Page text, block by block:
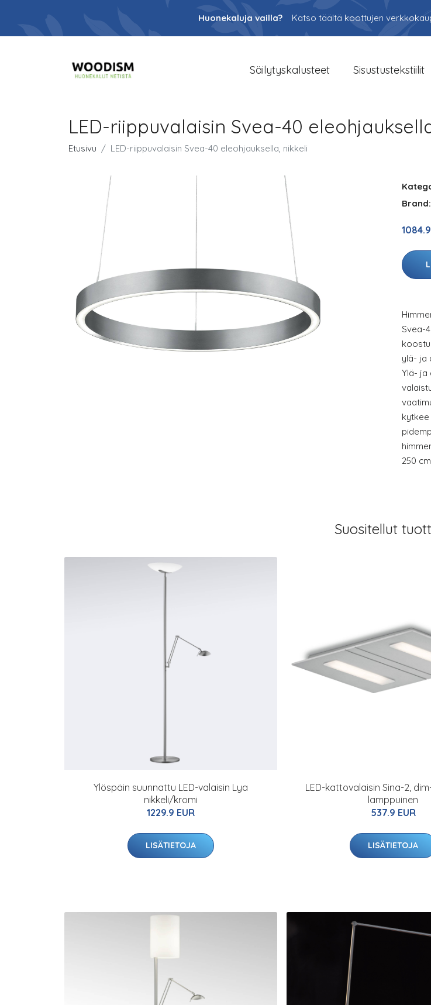
Huonekaluja vailla? Katso täältä koottujen
Säilytyskalusteet Sisustustekstiilit
LED-riippuvalaisin Svea-40
Etusivu LED-riippuvalaisin Svea-40 eleohjauksella, nikkeli
Brand:
Svea-
ylä- ja
Ylä- ja
250
Suositellut
Ylöspäin suunnattu LED-valaisin Lya
nikkeli/kromi
1229.9 EUR
LISÄTIETOJA
LED-kattovalaisin Sina-2,
lamppuinen
537.9 EUR
LISÄTIETOJA